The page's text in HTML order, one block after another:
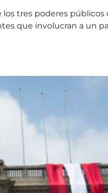
tres poderes
que involucran a un